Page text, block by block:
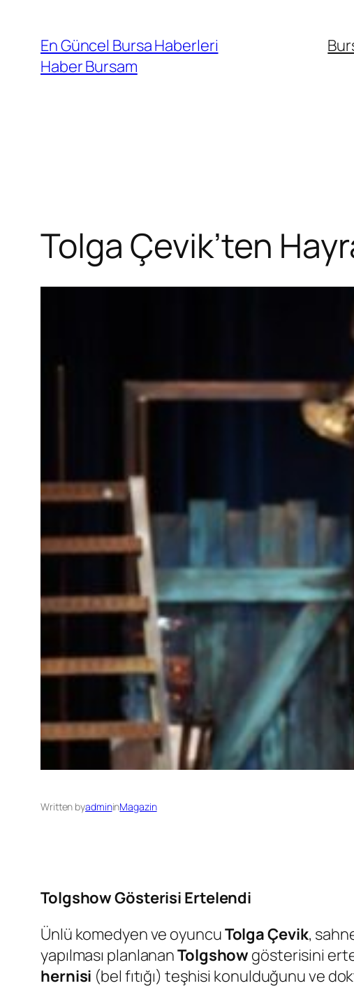
En Güncel Bursa Haberleri
Haber Bursam
Tolga Çevik’ten
Written byadmininMagazin
Tolgshow Gösterisi Ertelendi
Ünlü komedyen ve oyuncuTolga Çevik,
yapılması planlananTolgshow gösterisini
hernisi (bel fıtığı) teşhisi konulduğunu ve